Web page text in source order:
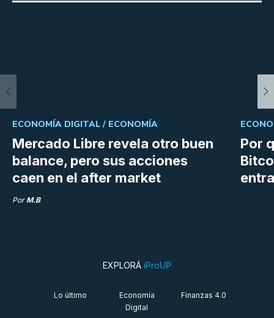
Mercado Libre revela otro buen
balance, pero sus acciones
caen en el after market
ECONOMÍA DIGITAL / ECONOMÍA
Por M.B
Por
EXPLORÁ iProUP
Lo último
Economía
Digital
Finanzas 4.0